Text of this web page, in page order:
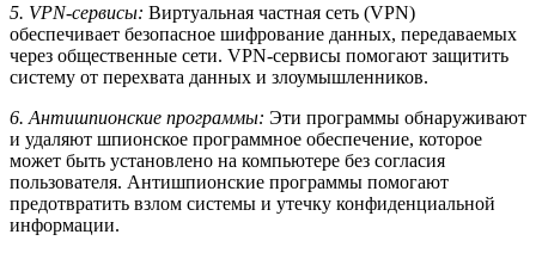
5. VPN-сервисы: Виртуальная частная сеть (VPN)
обеспечивает безопасное шифрование данных, передаваемых
через общественные сети. VPN-сервисы помогают защитить
систему от перехвата данных и злоумышленников.
6. Антишпионские программы: Эти программы обнаруживают
и удаляют шпионское программное обеспечение, которое
может быть установлено на компьютере без согласия
пользователя. Антишпионские программы помогают
предотвратить взлом системы и утечку конфиденциальной
информации.